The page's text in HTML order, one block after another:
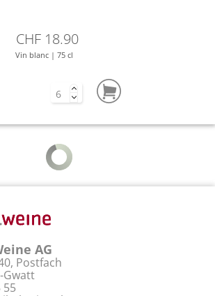
CHF 18.90
Vin blanc | 75 cl
AG
Postfach
Gwatt
55